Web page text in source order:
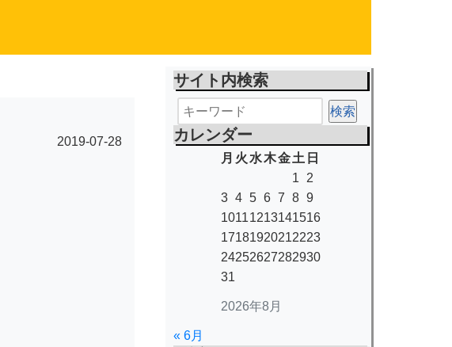
2019-07-28
サイト内検索
カレンダー
2026年8月
月 火 水木金 土 日
1
2
3 4 5 6 7 8 9
10111213141516
17181920212223
24252627282930
31
« 6月